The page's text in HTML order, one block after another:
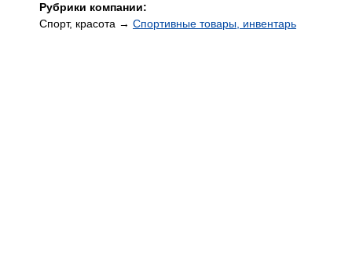
Рубрики компании:
Спорт, красота → Спортивные товары, инвентарь